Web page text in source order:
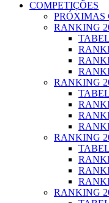
COMPETIÇÕES
PRÓXIMAS
RANKING
RANKING
RANKING
RANKING